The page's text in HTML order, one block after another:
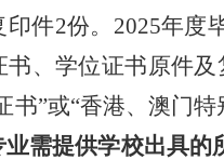
印件2份。 2025年度
、学位证书原件及
书”或“香港、澳门特
需提供学校出具